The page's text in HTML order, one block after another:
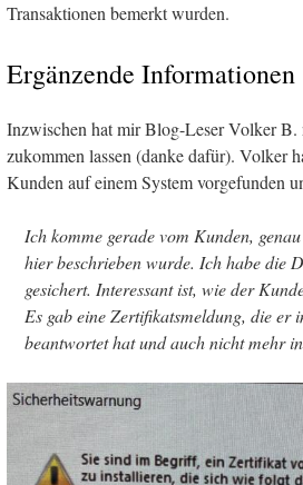
Transaktionen bemerkt wurden.
Ergänzende Informationen
Inzwischen hat mir Blog-Leser Volker B.
zukommen lassen (danke dafür). Volker
Kunden auf einem System vorgefunden
Ich komme gerade vom Kunden,
hier beschrieben wurde. Ich habe die
gesichert. Interessant ist, wie der
Es gab eine Zertifikatsmeldung, die er
beantwortet hat und auch nicht mehr